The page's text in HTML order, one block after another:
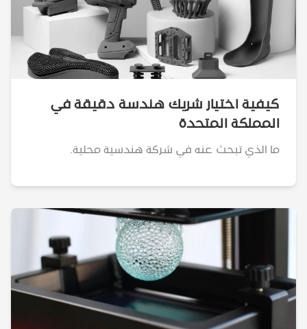
كيفية اختيار شريك هندسة دقيقة في
المملكة المتحدة
ما الذي تبحث عنه في شركة هندسية محلية.